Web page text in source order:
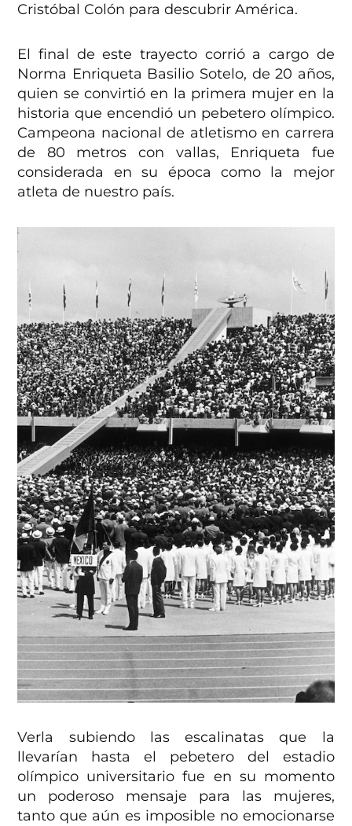
Cristóbal Colón para descubrir América.
El final de este trayecto corrió a cargo de
Norma Enriqueta Basilio Sotelo, de 20 años,
quien se convirtió en la primera mujer en la
historia que encendió un pebetero olímpico.
Campeona nacional de atletismo en carrera
de 80 metros con vallas, Enriqueta fue
considerada en su época como la mejor
atleta de nuestro país.
Verla subiendo las escalinatas que la
llevarían hasta el pebetero del estadio
olímpico universitario fue en su momento
un poderoso mensaje para las mujeres,
tanto que aún es imposible no emocionarse